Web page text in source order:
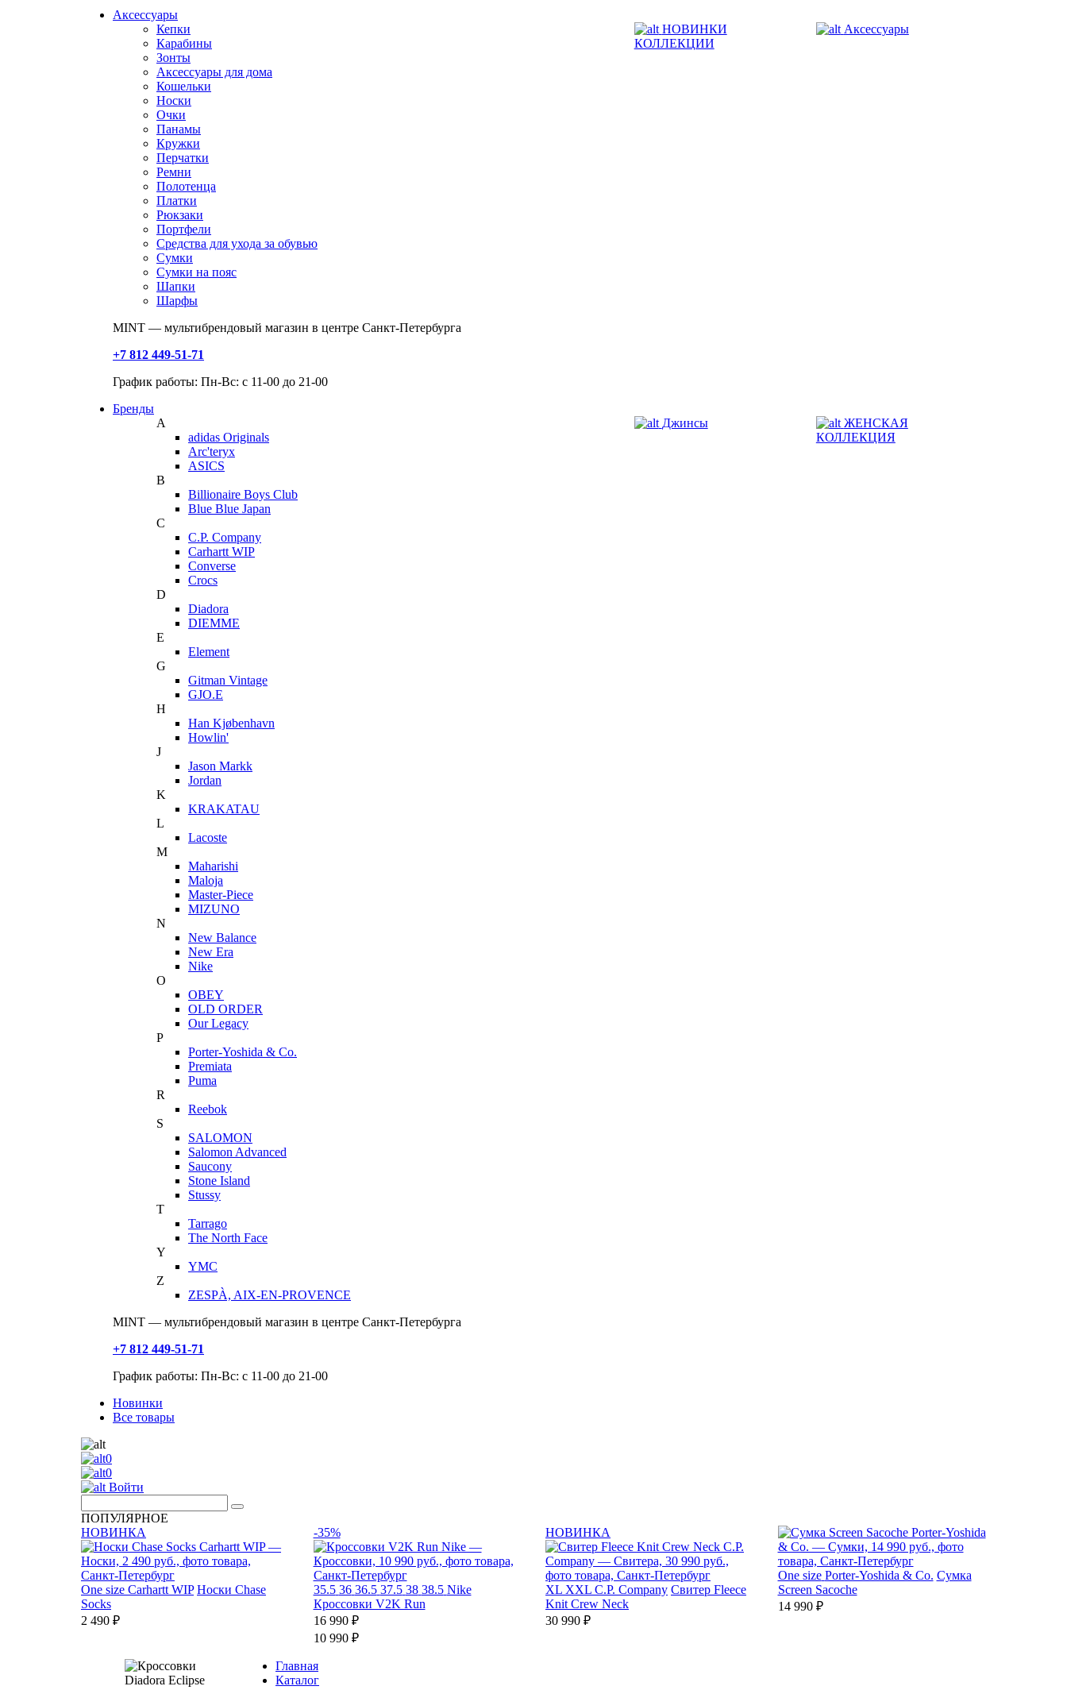
Аксессуары
Кепки
Карабины
Зонты
Аксессуары для дома
Кошельки
Носки
Очки
Панамы
Кружки
Перчатки
Ремни
Полотенца
Платки
Рюкзаки
Портфели
Средства для ухода за обувью
Сумки
Сумки на пояс
Шапки
Шарфы
НОВИНКИ
КОЛЛЕКЦИИ
Аксессуары
MINT — мультибрендовый магазин в центре Санкт-Петербурга
+7 812 449-51-71
График работы: Пн-Вс: с 11-00 до 21-00
Бренды
A
adidas Originals
Arc'teryx
ASICS
B
Billionaire Boys Club
Blue Blue Japan
C
C.P. Company
Carhartt WIP
Converse
Crocs
D
Diadora
DIEMME
E
Element
G
Gitman Vintage
GJO.E
H
Han Kjøbenhavn
Howlin'
J
Jason Markk
Jordan
K
KRAKATAU
L
Lacoste
M
Maharishi
Maloja
Master-Piece
MIZUNO
N
New Balance
New Era
Nike
O
OBEY
OLD ORDER
Our Legacy
P
Porter-Yoshida & Co.
Premiata
Puma
R
Reebok
S
SALOMON
Salomon Advanced
Saucony
Stone Island
Stussy
T
Tarrago
The North Face
Y
YMC
Z
ZESPÀ, AIX-EN-PROVENCE
Джинсы
ЖЕНСКАЯ
КОЛЛЕКЦИЯ
MINT — мультибрендовый магазин в центре Санкт-Петербурга
+7 812 449-51-71
График работы: Пн-Вс: с 11-00 до 21-00
Новинки
Все товары
0
0
Войти
ПОПУЛЯРНОЕ
НОВИНКА
One size Carhartt WIP Носки Chase
Socks
2 490 ₽
-35%
35.5 36 36.5 37.5 38 38.5 Nike
Кроссовки V2K Run
16 990 ₽
10 990 ₽
НОВИНКА
XL XXL C.P. Company Свитер Fleece
Knit Crew Neck
30 990 ₽
One size Porter-Yoshida & Co. Сумка
Screen Sacoche
14 990 ₽
Главная
Каталог